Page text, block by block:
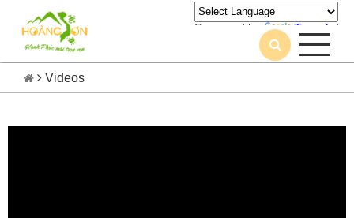
Powered by Translate
Videos